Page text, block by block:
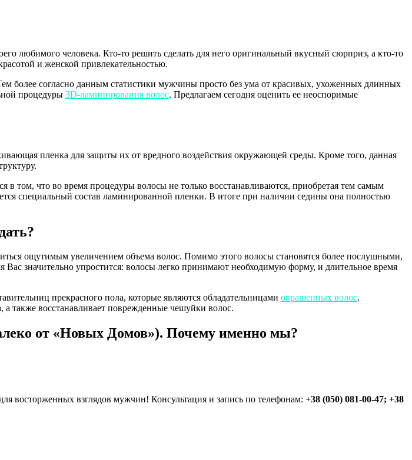
любимого человека. Кто-то решить сделать для него оригинальный вкусный сюрприз, а кто-то
и женской привлекательностью.
более согласно данным статистики мужчины просто без ума от красивых, ухоженных длинных
процедуры 3D-ламинирования волос. Предлагаем сегодня оценить ее неоспоримые
пленка для защиты их от вредного воздействия окружающей среды. Кроме того, данная
том, что во время процедуры волосы не только восстанавливаются, приобретая тем самым
специальный состав ламинированной пленки. В итоге при наличии седины она полностью
ощутимым увеличением объема волос. Помимо этого волосы становятся более послушными,
значительно упростится: волосы легко принимают необходимую форму, и длительное время
прекрасного пола, которые являются обладательницами окрашенных волос.
также восстанавливает поврежденные чешуйки волос.
от «Новых Домов»). Почему именно мы?
восторженных взглядов мужчин! Консультация и запись по телефонам: +38 (050) 081-00-47; +38